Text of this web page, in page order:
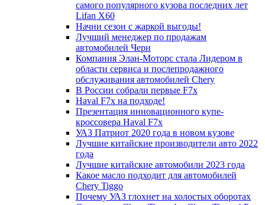
самого популярного кузова последних лет
Lifan X60
Начни сезон с жаркой выгоды!
Лучший менеджер по продажам
автомобилей Чери
Компания Элан-Моторс стала Лидером в
области сервиса и послепродажного
обслуживания автомобилей Chery
В России собрали первые F7x
Haval F7x на подходе!
Презентация инновационного купе-
кроссовера Haval F7x
УАЗ Патриот 2020 года в новом кузове
Лучшие китайские производители авто 2022
года
Лучшие китайские автомобили 2023 года
Какое масло подходит для автомобилей
Chery Tiggo
Почему УАЗ глохнет на холостых оборотах